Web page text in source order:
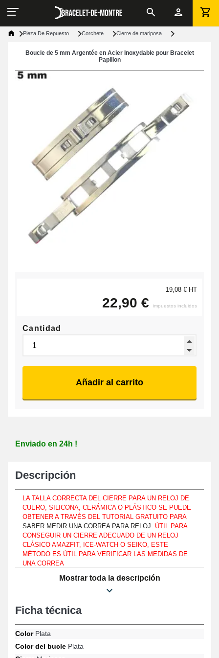
Pieza De Repuesto Corchete Cierre de mariposa
Boucle de 5 mm Argentée en Acier Inoxydable pour Bracelet
Papillon
19,08 € HT
22,90 € impuestos incluidos
Cantidad
Añadir al carrito
Enviado en 24h !
Descripción
LA TALLA CORRECTA DEL CIERRE PARA UN RELOJ DE
CUERO, SILICONA, CERÁMICA O PLÁSTICO SE PUEDE
OBTENER A TRAVÉS DEL TUTORIAL GRATUITO PARA
SABER MEDIR UNA CORREA PARA RELOJ. ÚTIL PARA
CONSEGUIR UN CIERRE ADECUADO DE UN RELOJ
CLÁSICO AMAZFIT, ICE-WATCH O SEIKO, ESTE
MÉTODO ES ÚTIL PARA VERIFICAR LAS MEDIDAS DE
UNA CORREA
El cierre está diseñado por su adaptabilidad y su integración
perfecta con las correas de reloj de plástico. La hebilla tipo
atemporal. La hebilla de 5 mm está diseñada para ser
perfectamente ajustable a una correa de reloj tanto para mujeres
como para hombres, asegurando un estilo elegante en todas las
situaciones. Este sistema está fabricado para garantizar un
ofreciendo una experiencia agradable para la muñeca.
Mostrar toda la descripción
Ficha técnica
ColorPlata
Color del bucle Plata